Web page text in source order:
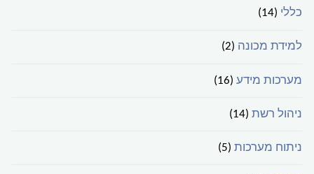
כללי (14)
למידת מכונה (2)
מערכות מידע (16)
ניהול רשת (14)
ניתוח מערכות (5)